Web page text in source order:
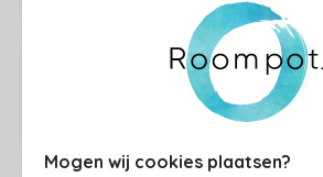
Mogen wij cookies plaatsen?
Le reste de la journée, vous êtes
pour profiter des installations du